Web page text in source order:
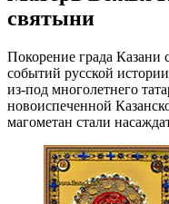
святыни
Покорение града Казани
событий русской
из-под многолетнего
новоиспеченной
магометан стали